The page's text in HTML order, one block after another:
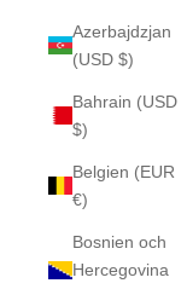
Azerbajdzjan
(USD $)
Bahrain (USD
$)
Belgien (EUR
€)
Bosnien och
Hercegovina